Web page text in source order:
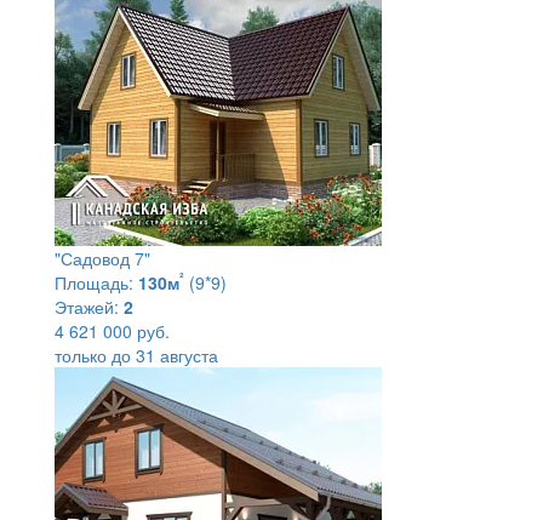
"Садовод 7"
Площадь: 130м² (9*9)
Этажей: 2
4 621 000 руб.
только до 31 августа